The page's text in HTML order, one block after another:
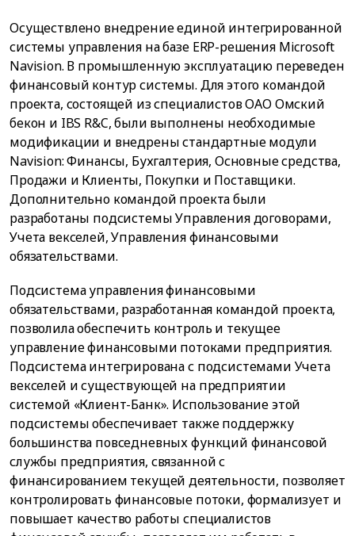
Осуществлено внедрение единой интегрированной
системы управления на базе ERP-решения Microsoft
Navision. В промышленную эксплуатацию переведен
финансовый контур системы. Для этого командой
проекта, состоящей из специалистов ОАО Омский
бекон и IBS R&C, были выполнены необходимые
модификации и внедрены стандартные модули
Navision: Финансы, Бухгалтерия, Основные средства,
Продажи и Клиенты, Покупки и Поставщики.
Дополнительно командой проекта были
разработаны подсистемы Управления договорами,
Учета векселей, Управления финансовыми
обязательствами.
Подсистема управления финансовыми
обязательствами, разработанная командой проекта,
позволила обеспечить контроль и текущее
управление финансовыми потоками предприятия.
Подсистема интегрирована с подсистемами Учета
векселей и существующей на предприятии
системой «Клиент-Банк». Использование этой
подсистемы обеспечивает также поддержку
большинства повседневных функций финансовой
службы предприятия, связанной с
финансированием текущей деятельности, позволяет
контролировать финансовые потоки, формализует и
повышает качество работы специалистов